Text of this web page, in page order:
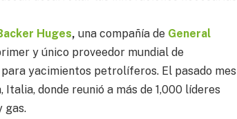
Huges, una compañía de General
y único proveedor mundial de
yacimientos petrolíferos. El pasado mes
donde reunió a más de 1,000 líderes
gas.